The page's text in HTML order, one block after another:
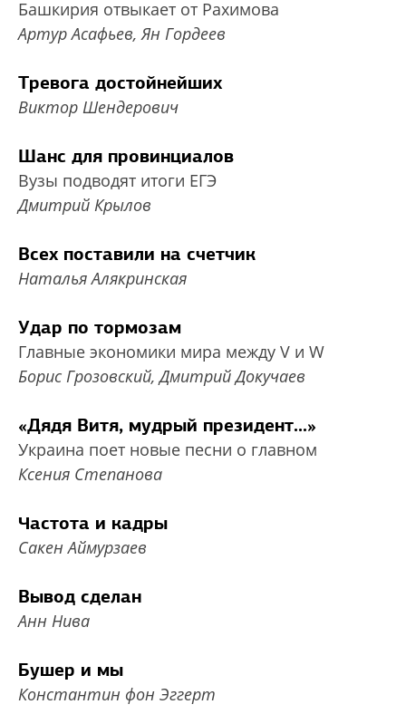
Башкирия отвыкает от Рахимова
Артур Асафьев, Ян Гордеев
Тревога достойнейших
Виктор Шендерович
Шанс для провинциалов
Вузы подводят итоги ЕГЭ
Дмитрий Крылов
Всех поставили на счетчик
Наталья Алякринская
Удар по тормозам
Главные экономики мира между V и W
Борис Грозовский, Дмитрий Докучаев
«Дядя Витя, мудрый президент...»
Украина поет новые песни о главном
Ксения Степанова
Частота и кадры
Сакен Аймурзаев
Вывод сделан
Анн Нива
Бушер и мы
Константин фон Эггерт